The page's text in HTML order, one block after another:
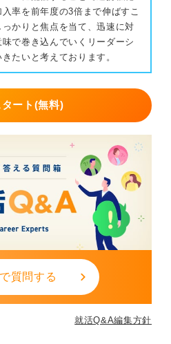
率を前年度の3倍まで伸ばすこ
かりと焦点を当て、迅速に対
で巻き込んでいくリーダーシ
たいと考えております。
ート(無料)
質問する
就活Q&A編集方針